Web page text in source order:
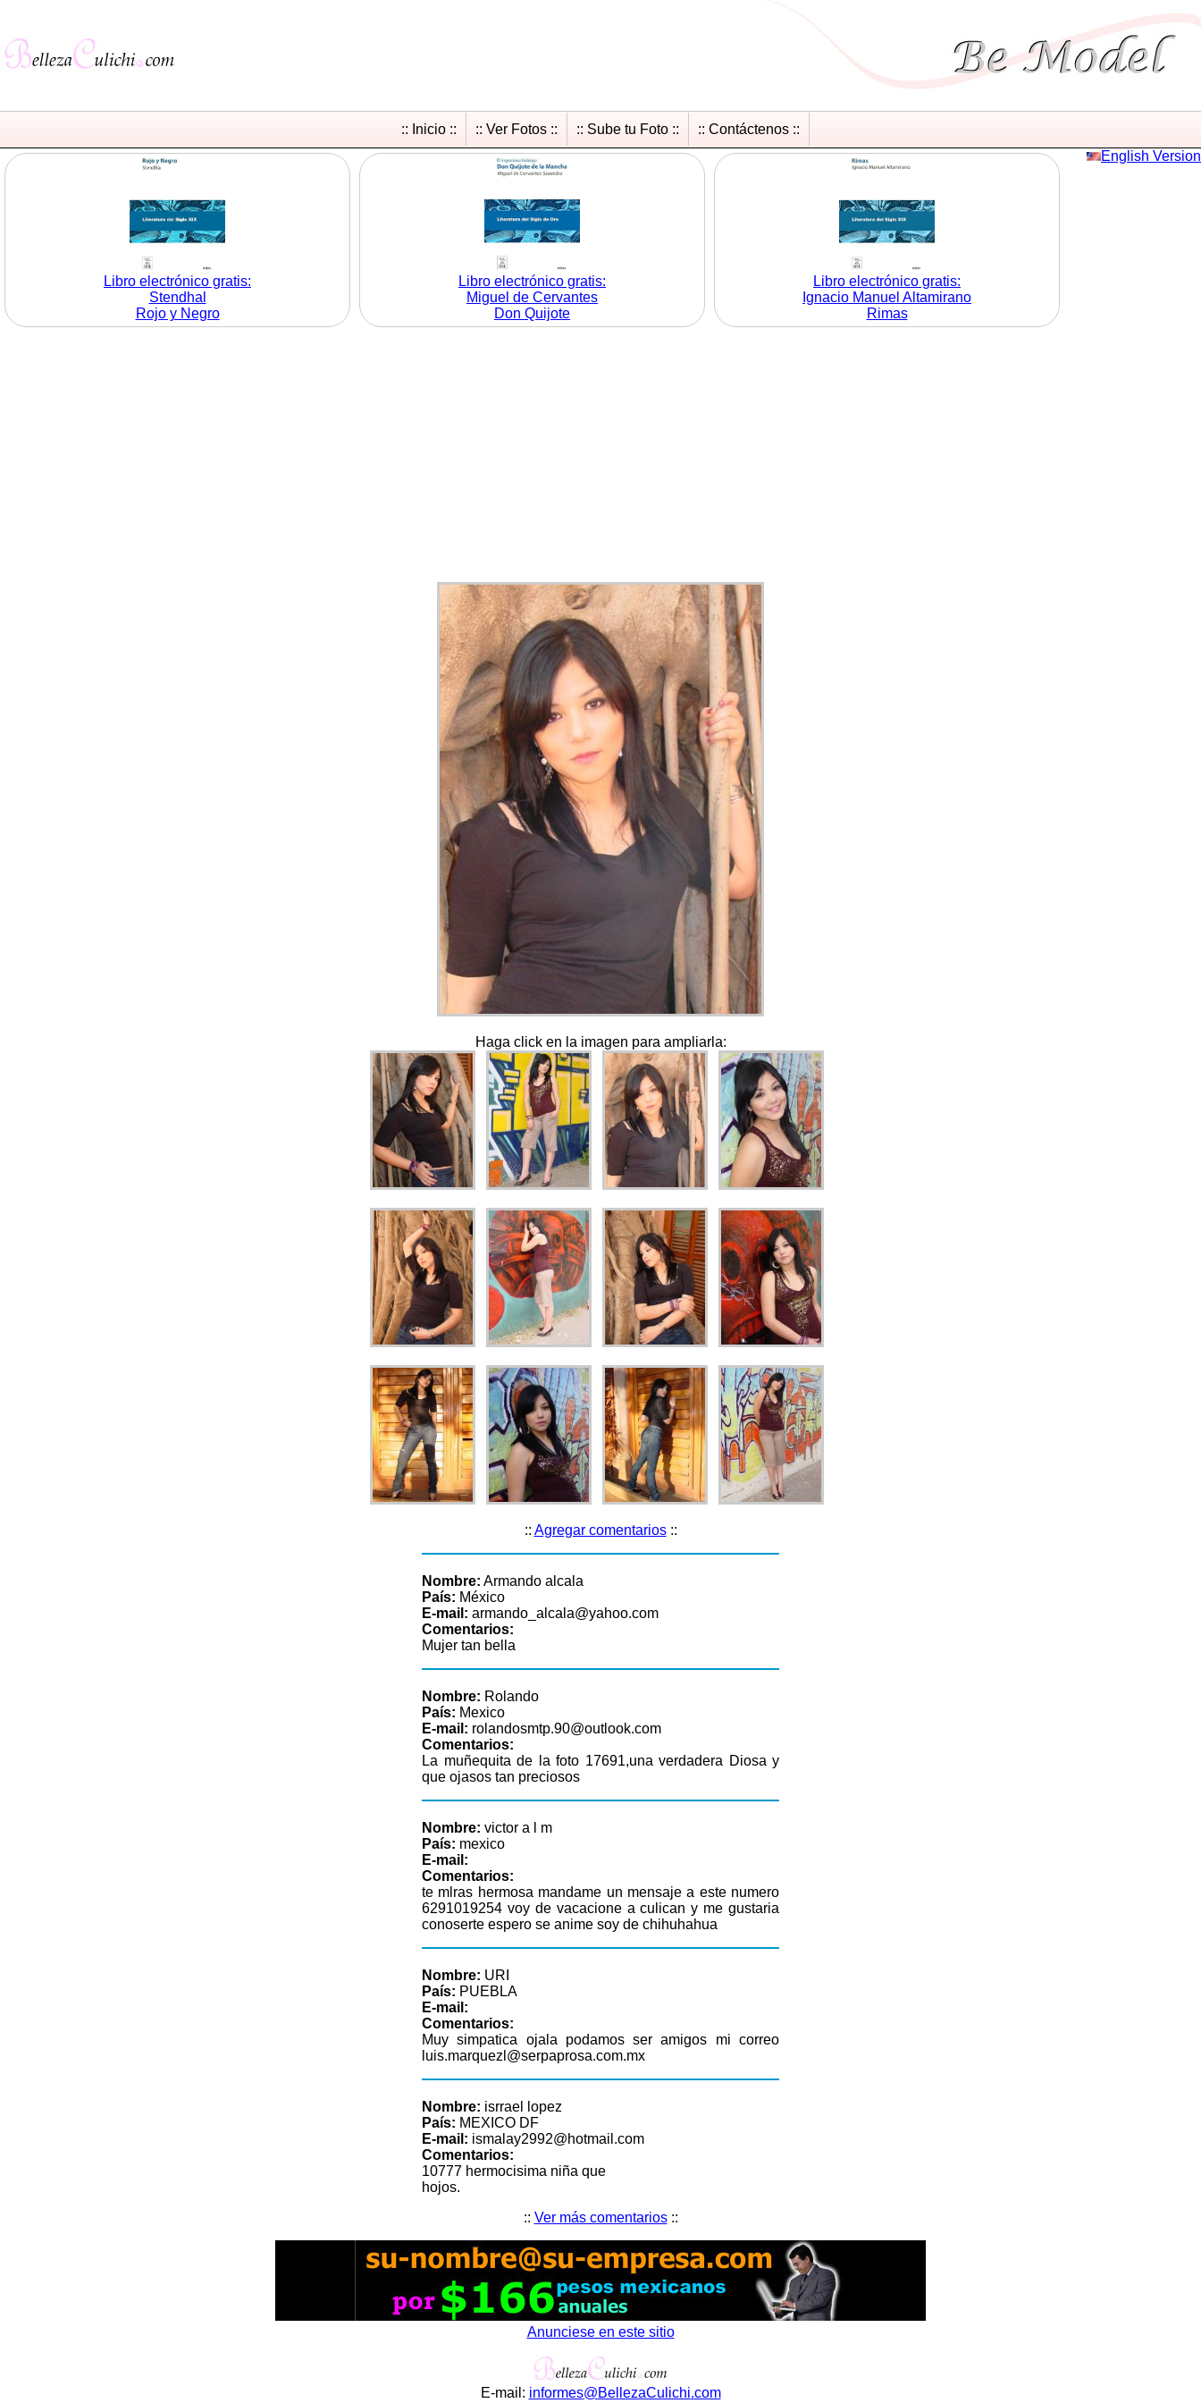
:: Inicio :: :: Ver Fotos :: :: Sube tu Foto ::
:: Contáctenos ::
English Version
Libro electrónico gratis:
Stendhal
Rojo y Negro
Libro electrónico gratis:
Miguel de Cervantes
Don Quijote
Libro electrónico gratis:
Ignacio Manuel Altamirano
Rimas
Haga click en la imagen para ampliarla:
:: Agregar comentarios::
Nombre: Armando alcala
País: México
E-mail: armando_alcala@yahoo.com
Comentarios:
Mujer tan bella
Nombre: Rolando
País: Mexico
E-mail: rolandosmtp.90@outlook.com
Comentarios:
La muñequita de la foto 17691,una verdadera Diosa y
que ojasos tan preciosos
Nombre: victor a l m
País: mexico
E-mail:
Comentarios:
te mlras hermosa mandame un mensaje a este numero
6291019254 voy de vacacione a culican y me gustaria
conoserte espero se anime soy de chihuhahua
Nombre: URI
País: PUEBLA
E-mail:
Comentarios:
Muy simpatica ojala podamos ser amigos mi correo
luis.marquezl@serpaprosa.com.mx
Nombre: isrrael lopez
País: MEXICO DF
E-mail: ismalay2992@hotmail.com
Comentarios:
10777 hermocisima niña que
hojos.
:: Ver más comentarios::
Anunciese en este sitio
E-mail: informes@BellezaCulichi.com